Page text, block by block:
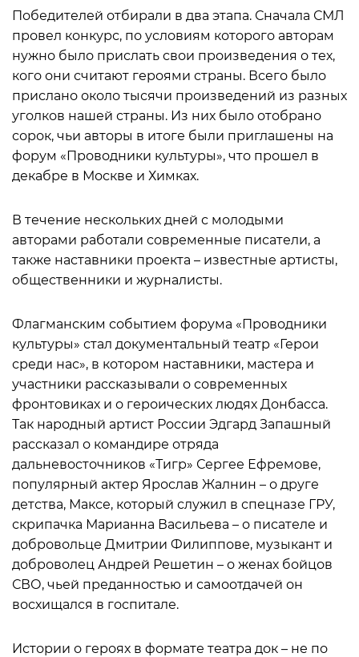
Победителей отбирали в два этапа. Сначала СМЛ
провел конкурс, по условиям которого авторам
нужно было прислать свои произведения о тех,
кого они считают героями страны. Всего было
прислано около тысячи произведений из разных
уголков нашей страны. Из них было отобрано
сорок, чьи авторы в итоге были приглашены на
форум «Проводники культуры», что прошел в
декабре в Москве и Химках.
В течение нескольких дней с молодыми
авторами работали современные писатели, а
также наставники проекта – известные артисты,
общественники и журналисты.
Флагманским событием форума «Проводники
культуры» стал документальный театр «Герои
среди нас», в котором наставники, мастера и
участники рассказывали о современных
фронтовиках и о героических людях Донбасса.
Так народный артист России Эдгард Запашный
рассказал о командире отряда
дальневосточников «Тигр» Сергее Ефремове,
популярный актер Ярослав Жалнин – о друге
детства, Максе, который служил в спецназе ГРУ,
скрипачка Марианна Васильева – о писателе и
добровольце Дмитрии Филиппове, музыкант и
доброволец Андрей Решетин – о женах бойцов
СВО, чьей преданностью и самоотдачей он
восхищался в госпитале.
Истории о героях в формате театра док – не по